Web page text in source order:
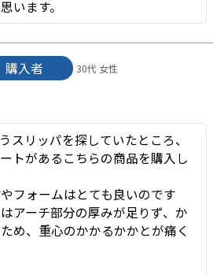
購入者 30代 女性
スリッパを探していたところ、
トがあるこちらの商品を購入し
フォームはとても良いのです
アーチ部分の厚みが足りず、か
め、重心のかかるかかとが痛く